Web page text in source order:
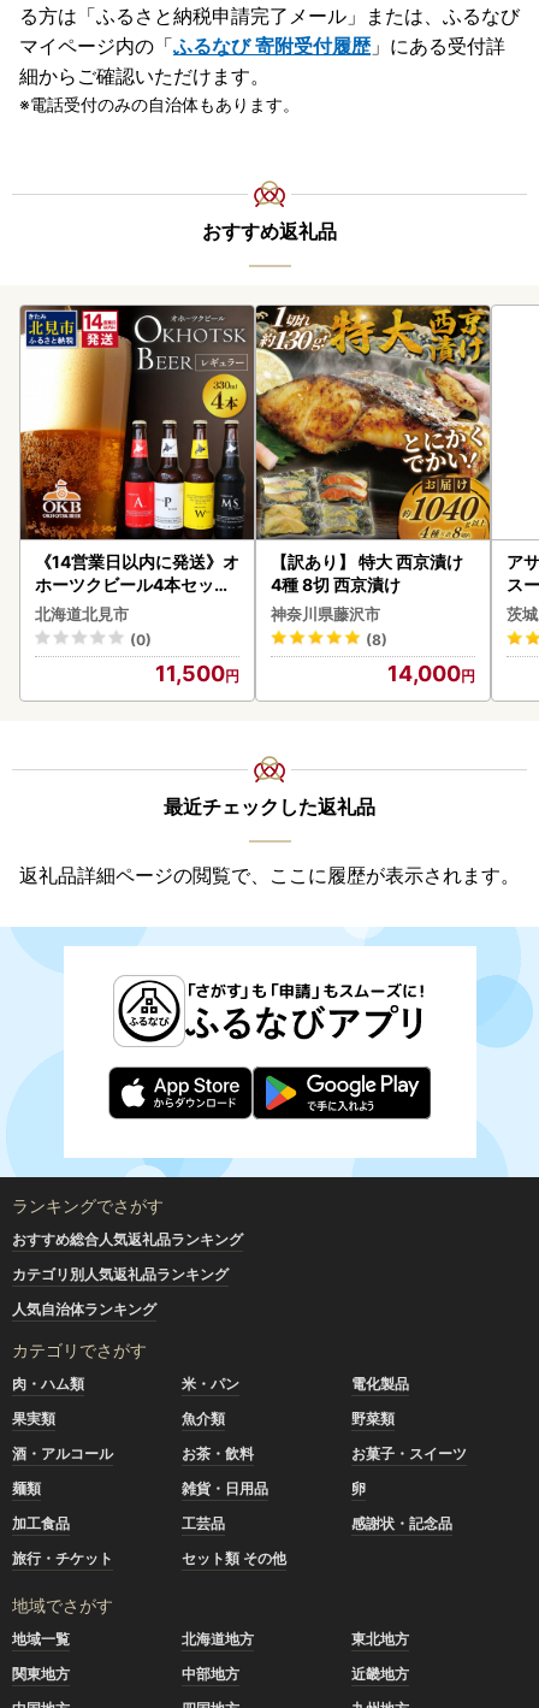
る方は「ふるさと納税申請完了メール」 または、ふるなび
マイページ内の「ふるなび 寄附受付履歴」にある受付詳
細からご確認いただけます。
電話受付のみの自治体もあります。
おすすめ返礼品
《14営業日以内に発送》オ
ホーツクビール4本セット
( 飲料 飲み物 お酒 ビール
クラフトビール 瓶ビール
贈答 ギフト 贈り物 お中元
御中元 お歳暮 御歳暮 お祝
い プレゼント モルトビー
北海道北見市
(0)
11,500
【訳あり】 特大 西京漬け
4種 8切 西京漬け
神奈川県藤沢市
(8)
14,000
ア
ス
8本
茨
最近チェックした返礼品
返礼品詳細ページの閲覧で、ここに履歴が表示されます。
ランキングでさがす
おすすめ総合人気返礼品ランキング
カテゴリ別人気返礼品ランキング
人気自治体ランキング
カテゴリでさがす
肉・ハム類 米・パン
電化製品
果実類
魚介類
野菜類
酒・アルコール
お茶・飲料
お菓子・スイーツ
麺類
雑貨・日用品
卵
加工食品
工芸品
感謝状・記念品
旅行・チケット
セット類 その他
地域でさがす
地域一覧 北海道地方
東北地方
関東地方
中部地方
近畿地方